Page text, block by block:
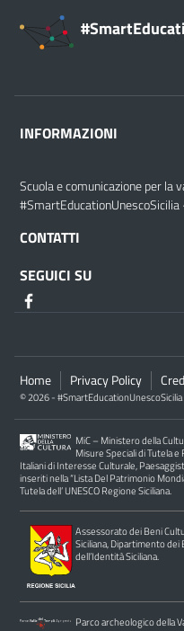
INFORMAZIONI
Scuola e comunicazione per la
CONTATTI
SEGUICI SU
Home Privacy Policy
© 2026 - #SmartEducationUnescoSicilia
MiC – Ministero della
Misure Speciali di Tutela
Italiani di Interesse Culturale,
inseriti nella “Lista Del Patrimonio
Tutela dell’ UNESCO Regione Siciliana.
Assessorato dei Beni
Siciliana, Dipartimento dei
dell’Identità Siciliana.
Parco archeologico della